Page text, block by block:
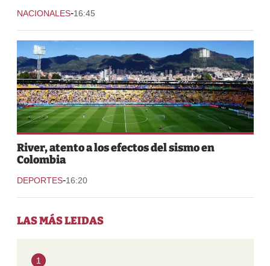
NACIONALES-16:45
River, atento a los efectos del sismo en
Colombia
DEPORTES-16:20
LAS MÁS LEIDAS
1